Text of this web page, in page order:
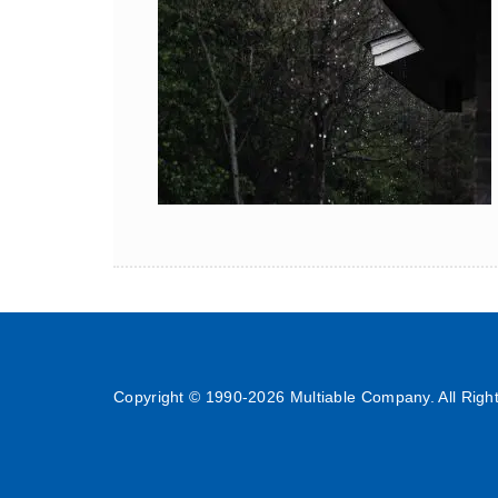
Copyright © 1990-2026 Multiable Company. All